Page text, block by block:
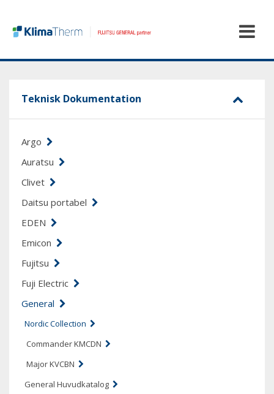
Teknisk Dokumentation
Argo
Auratsu
Clivet
Daitsu portabel
EDEN
Emicon
Fujitsu
Fuji Electric
General
Nordic Collection
Commander KMCDN
Major KVCBN
General Huvudkatalog